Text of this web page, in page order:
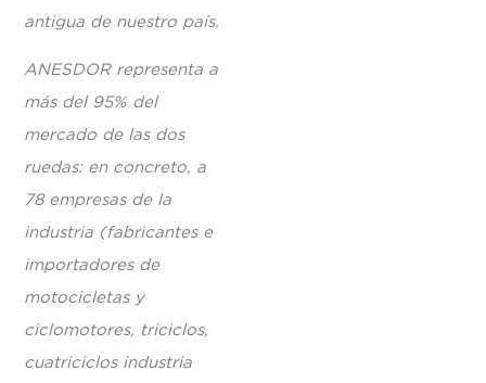
antigua de nuestro país.
ANESDOR representa a
más del 95% del
mercado de las dos
ruedas: en concreto, a
78 empresas de la
industria (fabricantes e
importadores de
motocicletas y
ciclomotores, triciclos,
cuatriciclos industria